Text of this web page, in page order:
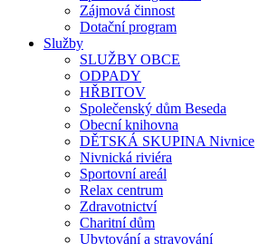
Zájmová činnost
Dotační program
Služby
SLUŽBY OBCE
ODPADY
HŘBITOV
Společenský dům Beseda
Obecní knihovna
DĚTSKÁ SKUPINA Nivnice
Nivnická riviéra
Sportovní areál
Relax centrum
Zdravotnictví
Charitní dům
Ubytování a stravování